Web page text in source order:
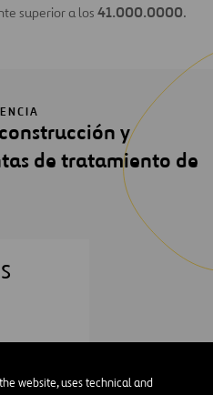
website, uses technical and
superior a los 41.000.0000.
y
de tratamiento de